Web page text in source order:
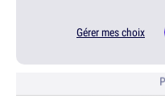
Gérer mes choix